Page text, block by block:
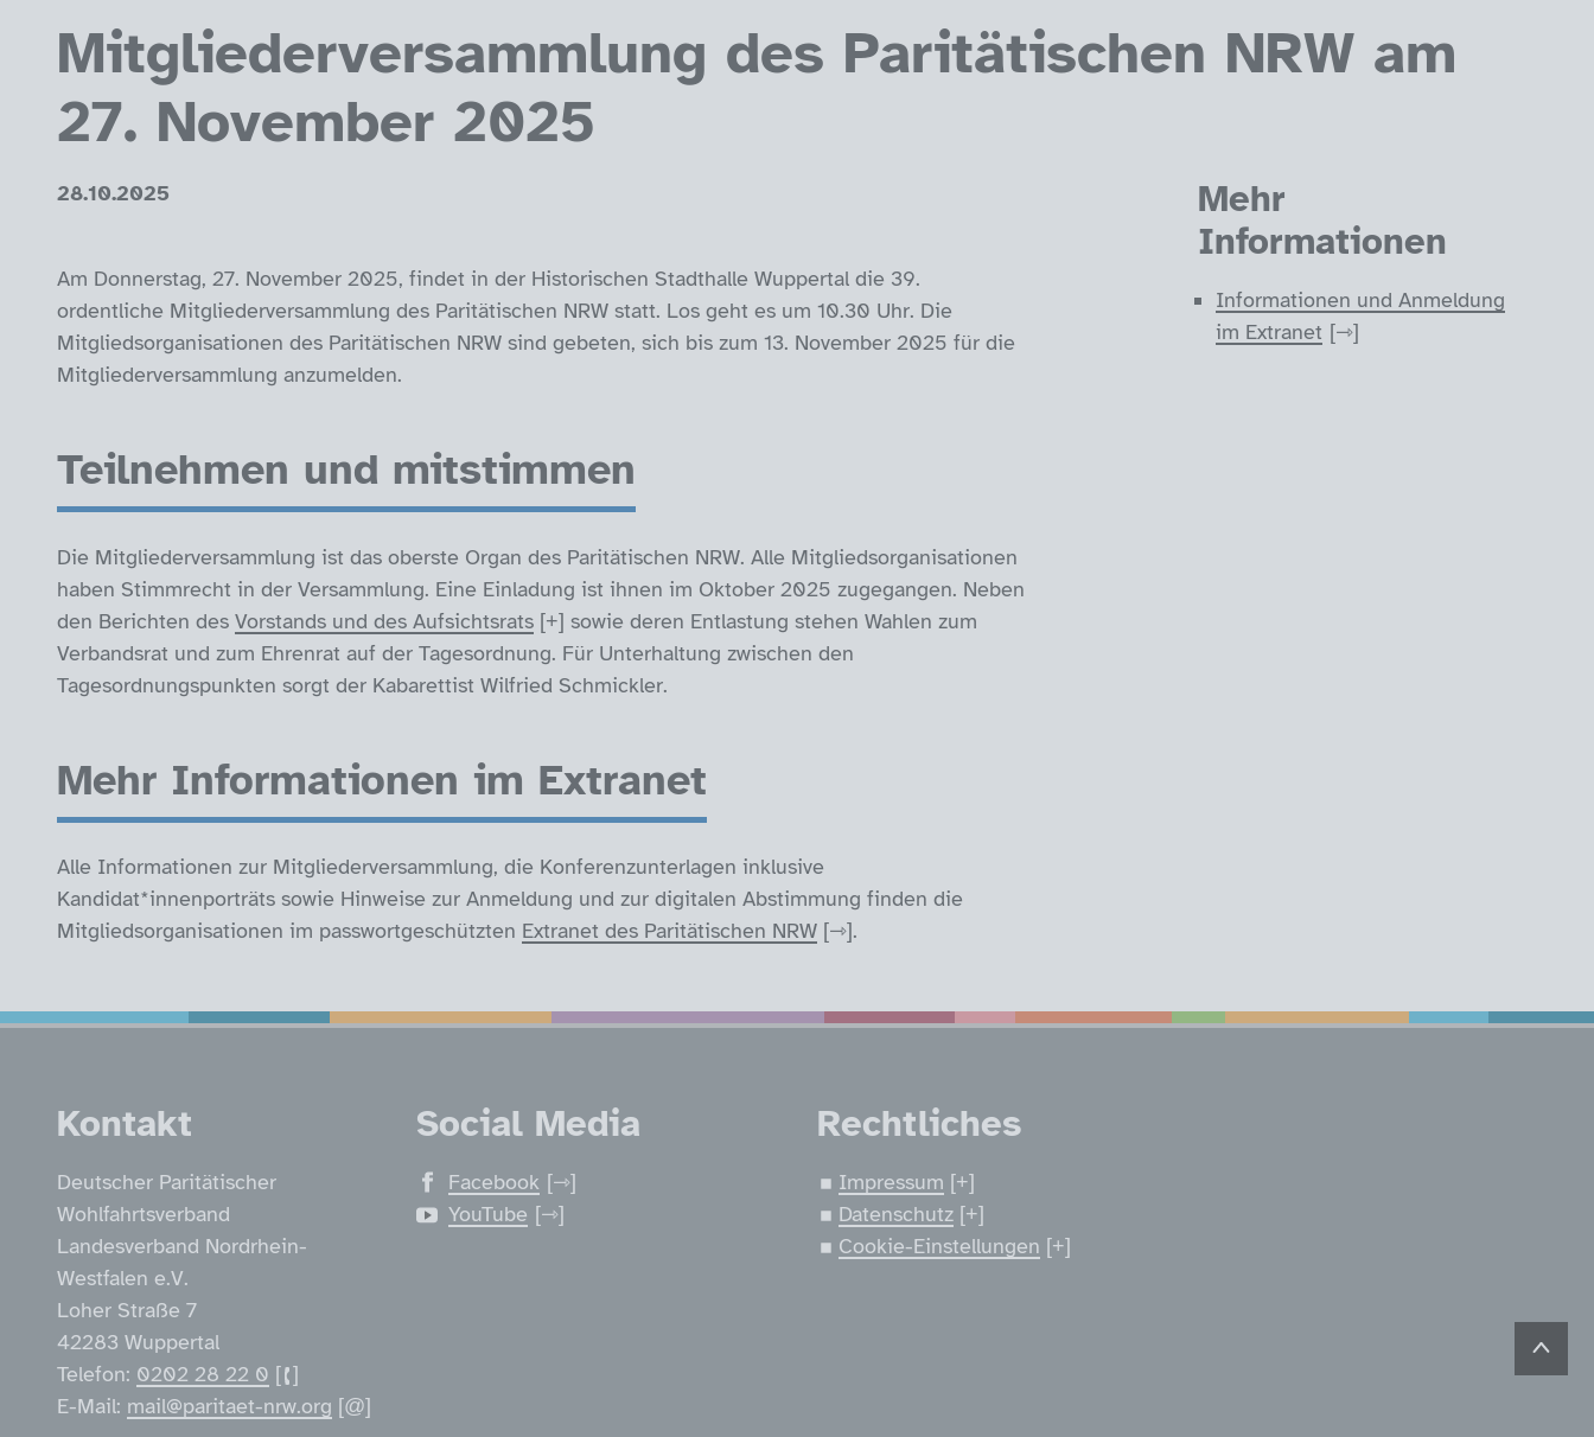
Mitgliederversammlung des Paritätischen NRW am
27. November 2025
28.10.2025
Am Donnerstag, 27. November 2025, findet in der Historischen Stadthalle Wuppertal die 39.
ordentliche Mitgliederversammlung des Paritätischen NRW statt. Los geht es um 10.30 Uhr. Die
Mitgliedsorganisationen des Paritätischen NRW sind gebeten, sich bis zum 13. November 2025 für die
Mitgliederversammlung anzumelden.
Teilnehmen und mitstimmen
Die Mitgliederversammlung ist das oberste Organ des Paritätischen NRW. Alle Mitgliedsorganisationen
haben Stimmrecht in der Versammlung. Eine Einladung ist ihnen im Oktober 2025 zugegangen. Neben
den Berichten des Vorstands und des Aufsichtsrats
sowie deren Entlastung stehen Wahlen zum
Verbandsrat und zum Ehrenrat auf der Tagesordnung. Für Unterhaltung zwischen den
Tagesordnungspunkten sorgt der Kabarettist Wilfried Schmickler.
Mehr Informationen im Extranet
Alle Informationen zur Mitgliederversammlung, die Konferenzunterlagen inklusive
Kandidat*innenporträts sowie Hinweise zur Anmeldung und zur digitalen Abstimmung finden die
Mitgliedsorganisationen im passwortgeschützten Extranet des Paritätischen NRW .
Mehr
Informationen
Informationen und Anmeldung
im Extranet
Service Informationen
Kontakt
Deutscher Paritätischer
Wohlfahrtsverband
Landesverband Nordrhein-
Westfalen e.V.
Loher Straße 7
42283 Wuppertal
Telefon: 0202 28 22 0
E-Mail: mail@paritaet-nrw.org
Social Media
Facebook
YouTube
Rechtliches
Impressum
Datenschutz
Cookie-Einstellungen